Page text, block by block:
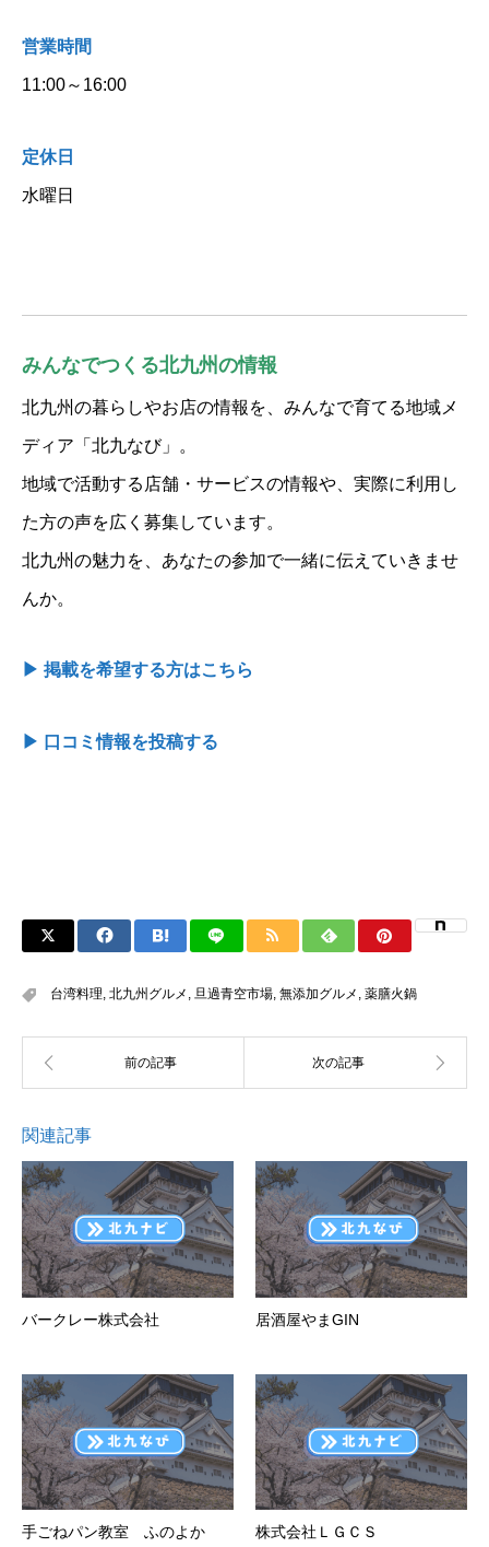
営業時間
11:00～16:00
定休日
水曜日
みんなでつくる北九州の情報
北九州の暮らしやお店の情報を、みんなで育てる地域メ
ディア「北九なび」。
地域で活動する店舗・サービスの情報や、実際に利用し
た方の声を広く募集しています。
北九州の魅力を、あなたの参加で一緒に伝えていきませ
んか。
▶ 掲載を希望する方はこちら
▶ 口コミ情報を投稿する
台湾料理, 北九州グルメ , 旦過青空市場, 無添加グルメ , 薬膳火鍋
関連記事
バークレー株式会社 居酒屋やまGIN
手ごねパン教室 ふのよか 株式会社ＬＧＣＳ